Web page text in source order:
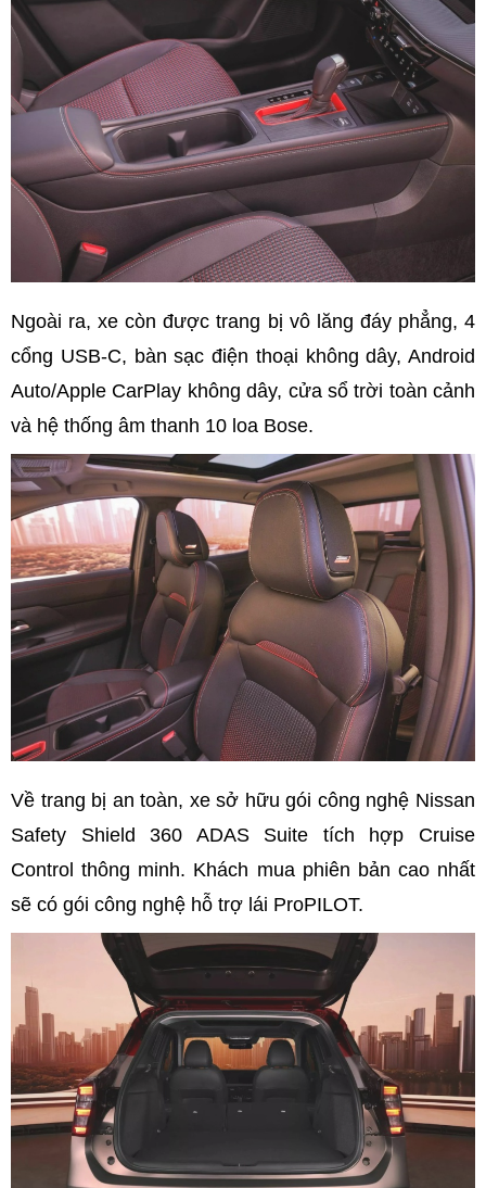
Ngoài ra, xe còn được trang bị vô lăng đáy phẳng, 4
cổng USB-C, bàn sạc điện thoại không dây, Android
Auto/Apple CarPlay không dây, cửa sổ trời toàn cảnh
và hệ thống âm thanh 10 loa Bose.
Về trang bị an toàn, xe sở hữu gói công nghệ Nissan
Safety Shield 360 ADAS Suite tích hợp Cruise
Control thông minh. Khách mua phiên bản cao nhất
sẽ có gói công nghệ hỗ trợ lái ProPILOT.